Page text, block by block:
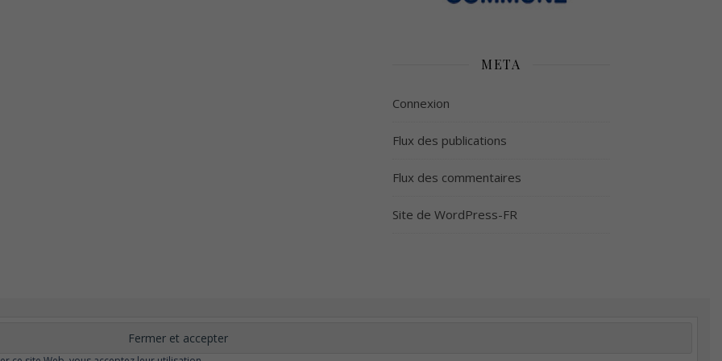
META
Connexion
Flux des publications
Flux des commentaires
Site de WordPress-FR
Meilleur odorat Meilleur goût